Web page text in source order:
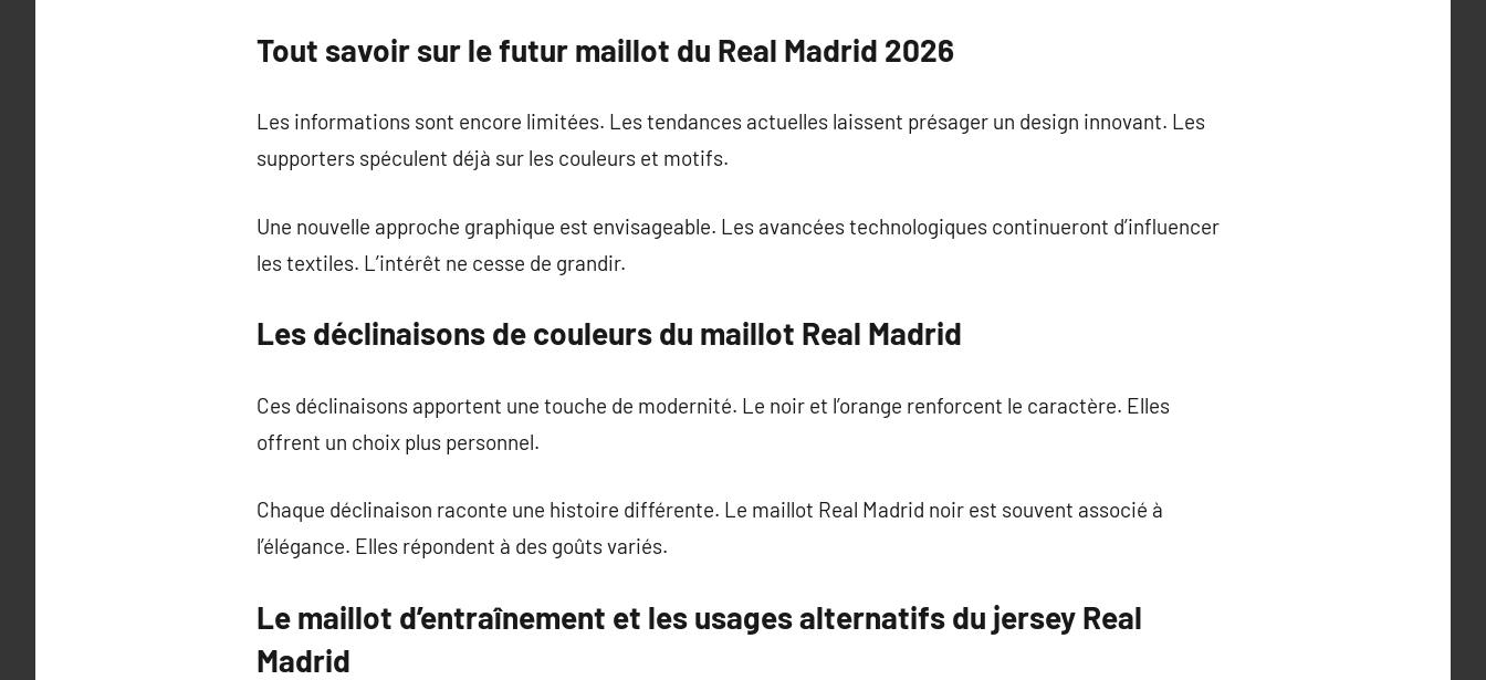
Tout savoir sur le futur maillot du Real Madrid 2026
Les informations sont encore limitées. Les tendances actuelles laissent présager un design innovant. Les
supporters spéculent déjà sur les couleurs et motifs.
Une nouvelle approche graphique est envisageable. Les avancées technologiques continueront d’influencer
les textiles. L’intérêt ne cesse de grandir.
Les déclinaisons de couleurs du maillot Real Madrid
Ces déclinaisons apportent une touche de modernité. Le noir et l’orange renforcent le caractère. Elles
offrent un choix plus personnel.
Chaque déclinaison raconte une histoire différente. Le maillot Real Madrid noir est souvent associé à
l’élégance. Elles répondent à des goûts variés.
Le maillot d’entraînement et les usages alternatifs du jersey Real
Madrid